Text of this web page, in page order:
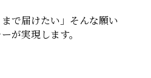
で届けたい」そんな願い
が実現します。